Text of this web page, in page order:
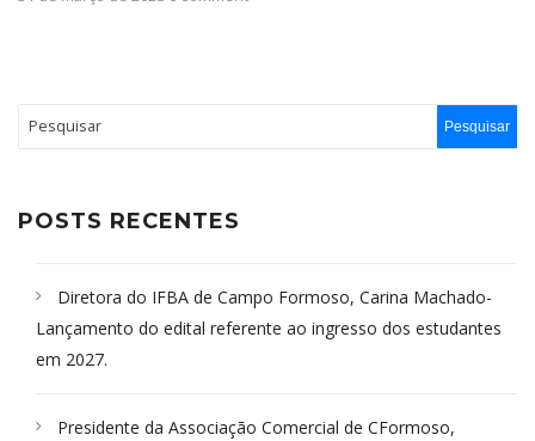
POSTS RECENTES
Diretora do IFBA de Campo Formoso, Carina Machado-
Lançamento do edital referente ao ingresso dos estudantes
em 2027.
Presidente da Associação Comercial de CFormoso,